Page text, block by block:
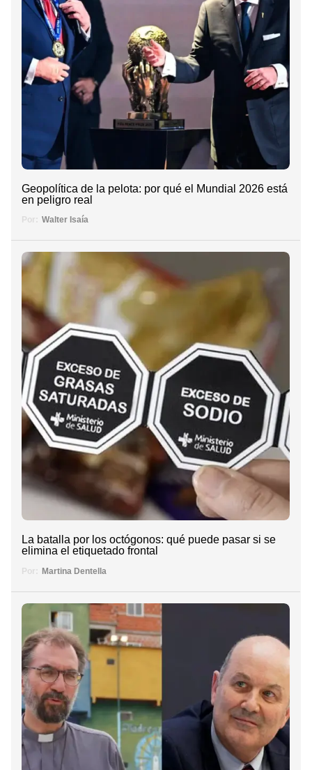
Geopolítica de la pelota: por qué el Mundial 2026 está
en peligro real
Por: Walter Isaía
La batalla por los octógonos: qué puede pasar si se
elimina el etiquetado frontal
Por: Martina Dentella